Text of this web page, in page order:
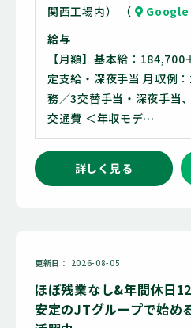
関西工場内） （
Google
給与
【月額】基本給：
定支給・深夜手当 月収例
務／3交替手当・深夜手当
交通費 ＜年収モデ…
詳しく見る
更新日 2026-08-05
ほぼ残業なし&年間休日
安定のJTグループで始め